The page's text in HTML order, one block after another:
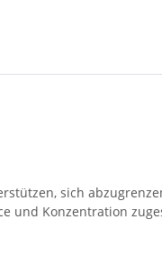
sich
und Konzentration